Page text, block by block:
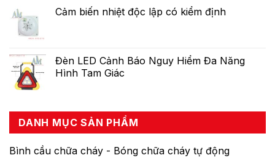
Cảm biến nhiệt độc lập có kiểm định
Đèn LED Cảnh Báo Nguy Hiểm Đa Năng
Hình Tam Giác
DANH MỤC SẢN PHẨM
Bình cầu chữa cháy - Bóng chữa cháy tự động